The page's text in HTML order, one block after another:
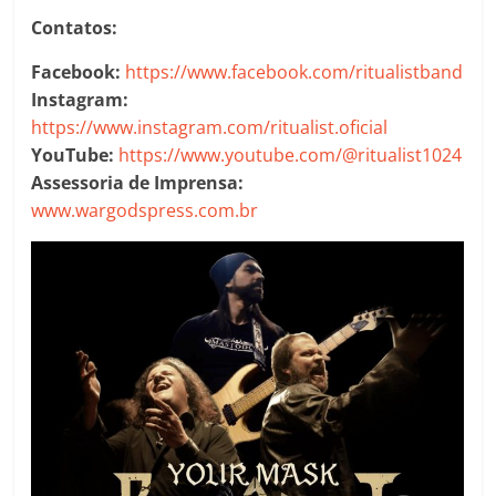
Contatos:
Facebook: https://www.facebook.com/ritualistband
Instagram:
https://www.instagram.com/ritualist.oficial
YouTube: https://www.youtube.com/@ritualist1024
Assessoria de Imprensa:
www.wargodspress.com.br